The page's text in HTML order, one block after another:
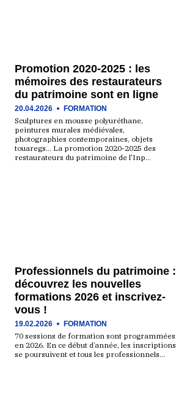
Promotion 2020-2025 : les
mémoires des restaurateurs
du patrimoine sont en ligne
20.04.2026 FORMATION
Sculptures en mousse polyuréthane,
peintures murales médiévales,
photographies contemporaines, objets
touaregs… La promotion 2020-2025 des
restaurateurs du patrimoine de l'Inp…
Professionnels du patrimoine :
découvrez les nouvelles
formations 2026 et inscrivez-
vous !
19.02.2026 FORMATION
70 sessions de formation sont programmées
en 2026. En ce début d’année, les inscriptions
se poursuivent et tous les professionnels…